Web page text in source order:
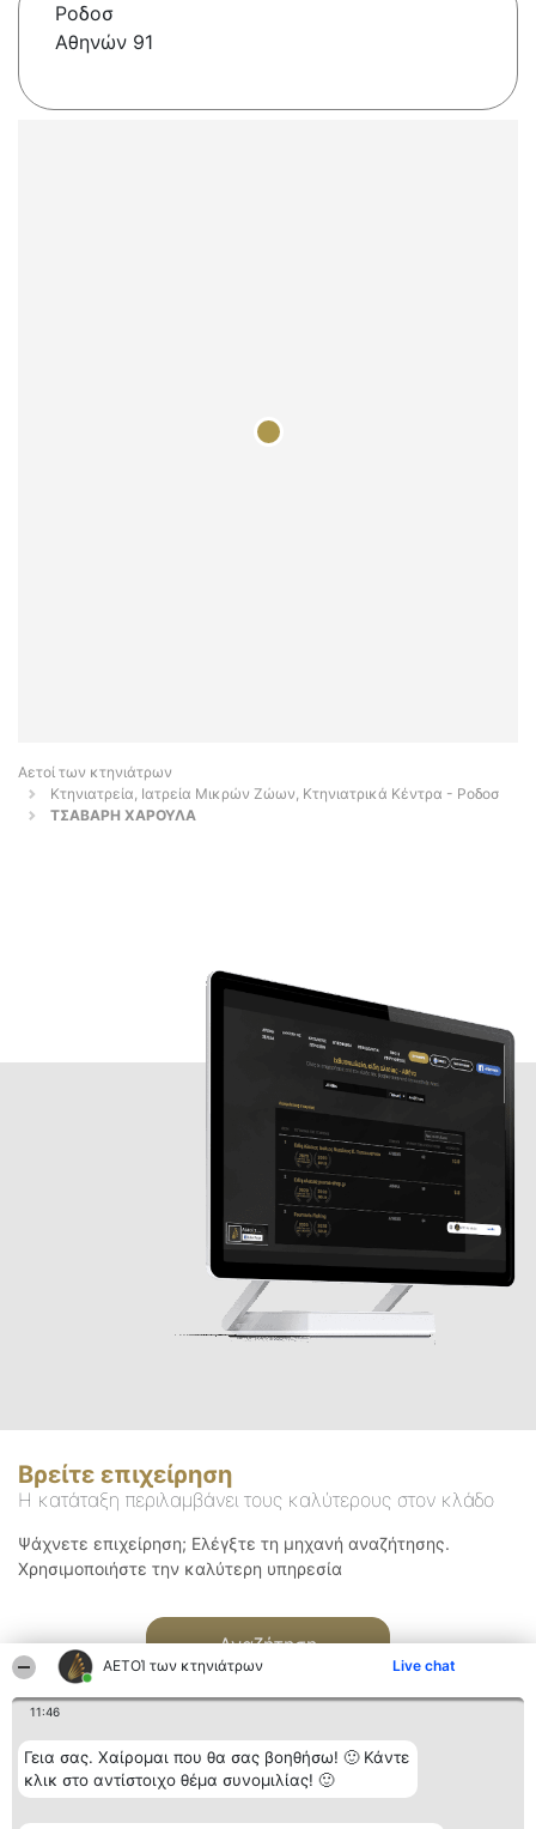
ΑΕΤΟΊ των κτηνιάτρων Live chat
11:46
Γεια σας. Χαίρομαι που θα σας βοηθήσω! 🙂 Κάντε
κλικ στο αντίστοιχο θέμα συνομιλίας! 🙂
Ροδοσ
Αθηνών 91
Αετοί των κτηνιάτρων
Κτηνιατρεία, Ιατρεία Μικρών Ζώων, Κτηνιατρικά Κέντρα - Ροδοσ
ΤΣΑΒΑΡΗ ΧΑΡΟΥΛΑ
Βρείτε επιχείρηση
Η κατάταξη περιλαμβάνει τους καλύτερους στον κλάδο
Ψάχνετε επιχείρηση; Ελέγξτε τη μηχανή αναζήτησης.
Χρησιμοποιήστε την καλύτερη υπηρεσία
Αναζήτηση
Διοργανωτής της
Κατάταξη Επικοινωνία